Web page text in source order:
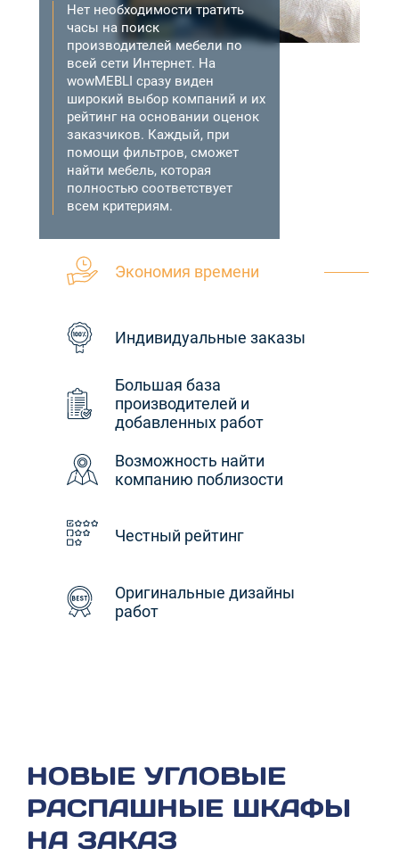
Экономия времени
Индивидуальные заказы
Большая база
производителей и
добавленных работ
Возможность найти
компанию поблизости
Честный рейтинг
Оригинальные дизайны
работ
Нет необходимости тратить
часы на поиск
производителей мебели по
всей сети Интернет. На
wowMEBLI сразу виден
широкий выбор компаний и их
рейтинг на основании оценок
заказчиков. Каждый, при
помощи фильтров, сможет
найти мебель, которая
полностью соответствует
всем критериям.
НОВЫЕ УГЛОВЫЕ
РАСПАШНЫЕ ШКАФЫ
НА ЗАКАЗ